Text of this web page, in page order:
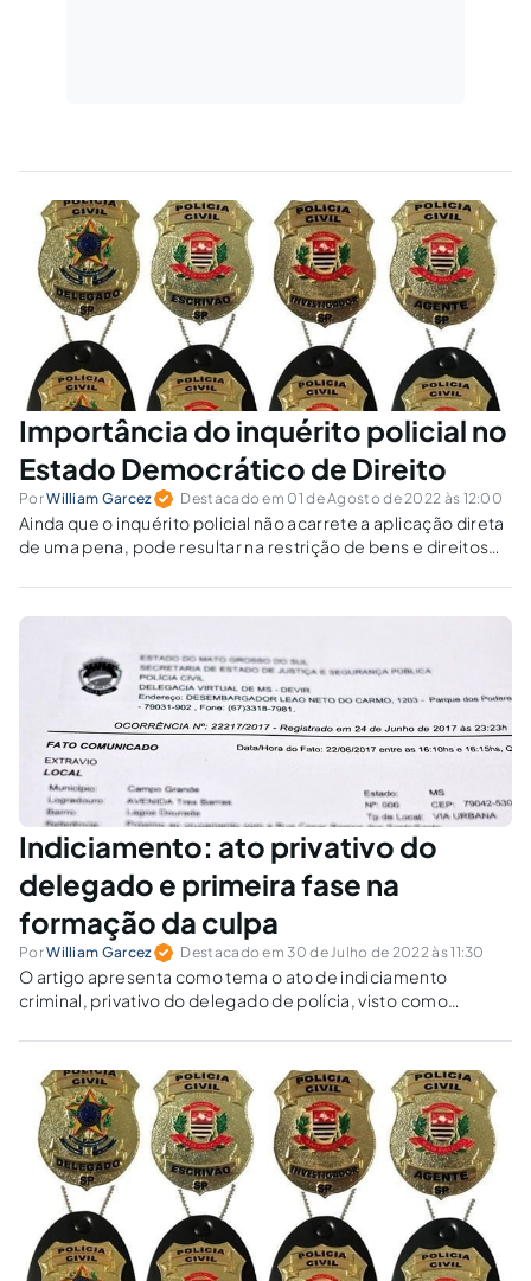
Importância do inquérito policial no
Estado Democrático de Direito
PorWilliam Garcez Destacado em 01 de Agosto de 2022 às 12:00
Ainda que o inquérito policial não acarrete a aplicação direta
de uma pena, pode resultar na restrição de bens e direitos
direitos fundamentais.
Indiciamento: ato privativo do
delegado e primeira fase na
formação da culpa
PorWilliam Garcez Destacado em 30 de Julho de 2022 às 11:30
O artigo apresenta como tema o ato de indiciamento
criminal, privativo do delegado de polícia, visto como
delituoso, abordando também o conceito de autoridade
policial e a atribuição investigativa.